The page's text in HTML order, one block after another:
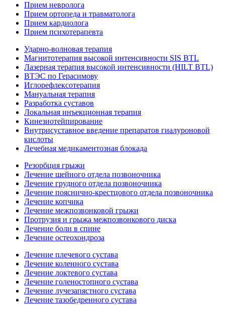
Прием невролога
Прием ортопеда и травматолога
Прием кардиолога
Прием психотерапевта
Ударно-волновая терапия
Магнитотерапия высокой интенсивности SIS BTL
Лазерная терапия высокой интенсивности (HILT BTL)
ВТЭС по Герасимову
Иглорефлексотерапия
Мануальная терапия
Разработка суставов
Локальная инъекционная терапия
Кинезиотейпирование
Внутрисуставное введение препаратов гиалуроновой
кислоты
Лечебная медикаментозная блокада
Резорбция грыжи
Лечение шейного отдела позвоночника
Лечение грудного отдела позвоночника
Лечение пояснично-крестцового отдела позвоночника
Лечение копчика
Лечение межпозвонковой грыжи
Протрузия и грыжа межпозвонкового диска
Лечение боли в спине
Лечение остеохондроза
Лечение плечевого сустава
Лечение коленного сустава
Лечение локтевого сустава
Лечение голеностопного сустава
Лечение лучезапястного сустава
Лечение тазобедренного сустава